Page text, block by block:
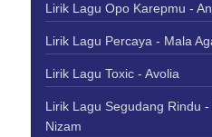
Lirik Lagu Opo Karepmu -
Lirik Lagu Percaya - Mala
Lirik Lagu Toxic - Avolia
Lirik Lagu Segudang Rindu
Nizam